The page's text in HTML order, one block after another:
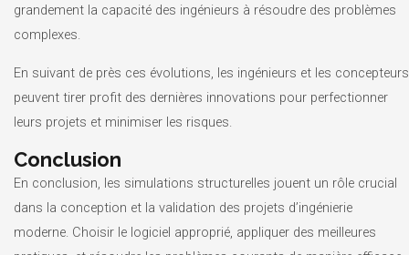
grandement la capacité des ingénieurs à résoudre des problèmes
complexes.
En suivant de près ces évolutions, les ingénieurs et les concepteurs
peuvent tirer profit des dernières innovations pour perfectionner
leurs projets et minimiser les risques.
Conclusion
En conclusion, les simulations structurelles jouent un rôle crucial
dans la conception et la validation des projets d’ingénierie
moderne. Choisir le logiciel approprié, appliquer des meilleures